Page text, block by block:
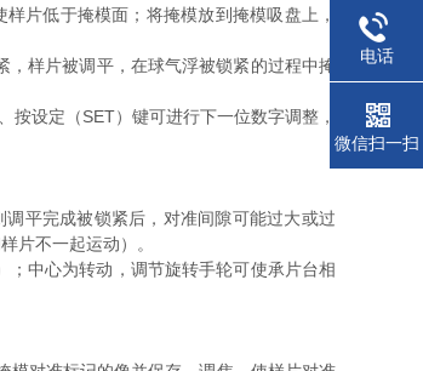
片低于掩模面；将掩模放到掩模吸盘上，
样片被调平，在球气浮被锁紧的过程中掩
设定（SET）键可进行下一位数字调整，
平完成被锁紧后，对准间隙可能过大或过
片不一起运动）。
中心为转动，调节旋转手轮可使承片台相
电话
微信扫一扫